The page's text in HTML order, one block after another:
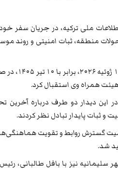
ملی ترکیه، در جریان سفر
منطقه، ثبات امنیتی و روند
مسعود
همراه وی استقبال کرد.
در این دیدار دو طرف درباره
ثبات پایدار تبادل نظر کردند.
گسترش روابط و تقویت هماهنگی‌های
شد.
نیز با بافل طالبانی،